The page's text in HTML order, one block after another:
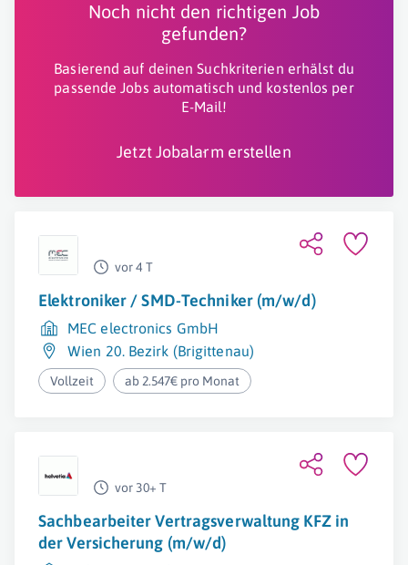
Noch nicht den richtigen Job
gefunden?
Basierend auf deinen Suchkriterien erhälst du
passende Jobs automatisch und kostenlos per
E-Mail!
Jetzt Jobalarm erstellen
vor 4 T
Elektroniker / SMD-Techniker (m/w/d)
MEC electronics GmbH
Wien 20. Bezirk (Brigittenau)
Vollzeit ab 2.547€ pro Monat
vor 30+ T
Sachbearbeiter Vertragsverwaltung KFZ in
der Versicherung (m/w/d)